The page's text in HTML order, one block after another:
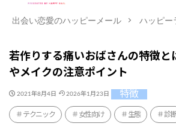
出会い恋愛のハッピーメール ハッピー
若作りする痛いおばさんの特徴と
やメイクの注意ポイント
2021年8月4日 2026年1月23日 特徴
テクニック 女性向け 生態 診